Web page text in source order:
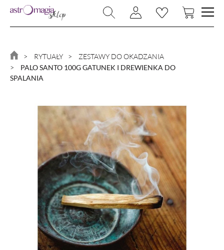
BIŻUTERIA
RYTUAŁY
MAGIA I CZARY
MAGICZNY DOM
KSIĄŻKI
ZNAKI ZODIAKU
PROMOCJA
RYTUAŁY
ZESTAWY DO OKADZANIA
PALO SANTO 100G GATUNEK I DREWIENKA DO
SPALANIA